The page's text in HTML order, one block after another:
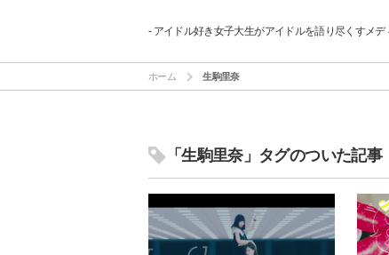
- アイドル好き女子大生がアイドルを語り尽くすメデ
ホーム 生駒里奈
「生駒里奈」タグのついた記事